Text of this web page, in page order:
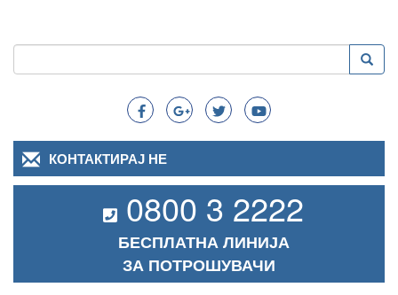
Search
Пребарување
КОНТАКТИРАЈ НЕ
0800 3 2222
БЕСПЛАТНА ЛИНИЈА
ЗА ПОТРОШУВАЧИ